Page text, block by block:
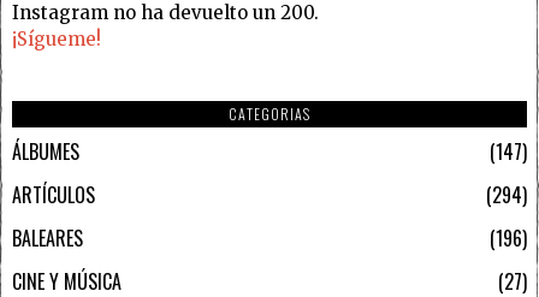
Instagram no ha devuelto un 200.
¡Sígueme!
CATEGORIAS
ÁLBUMES
147
ARTÍCULOS
294
BALEARES
196
CINE Y MÚSICA
27